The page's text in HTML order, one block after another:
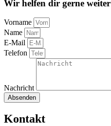
Wir helfen dir gerne weiter
Vorname
Name
E-Mail
Telefon
Nachricht
Absenden
Kontakt